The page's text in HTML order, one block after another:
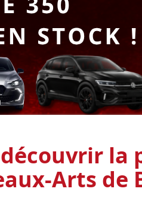
la
Arts de